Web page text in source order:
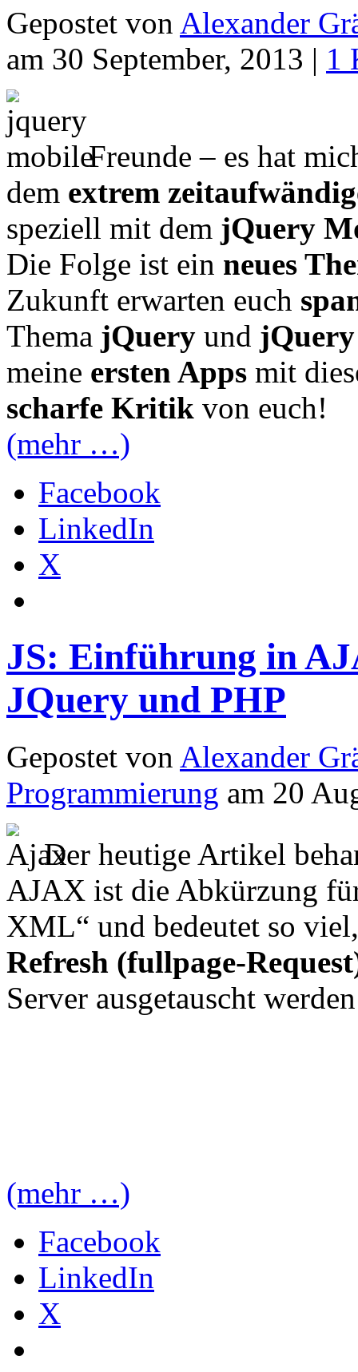
Gepostet von Alexander
am 30 September, 2013 | 1
Freunde – es hat
dem extrem
speziell mit dem jQuery
Die Folge ist ein neues
Zukunft erwarten euch
Thema jQuery und
meine ersten Apps mit
scharfe Kritik von euch!
(mehr …)
Facebook
LinkedIn
X
JS: Einführung in
JQuery und PHP
Gepostet von Alexander
Programmierung am 20
Der heutige Artikel
AJAX ist die Abkürzung
XML“ und bedeutet so
Refresh (fullpage-
Server ausgetauscht
(mehr …)
Facebook
LinkedIn
X